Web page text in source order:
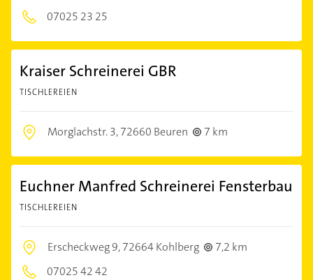
07025 23 25
Kraiser Schreinerei GBR
TISCHLEREIEN
Morglachstr. 3,72660 Beuren 7 km
Euchner Manfred Schreinerei Fensterbau
TISCHLEREIEN
Erscheckweg 9,72664 Kohlberg
7,2 km
07025 42 42